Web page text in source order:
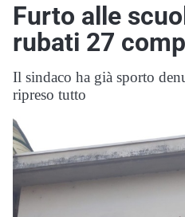
Furto alle
rubati 27
Il sindaco ha già sporto
ripreso tutto